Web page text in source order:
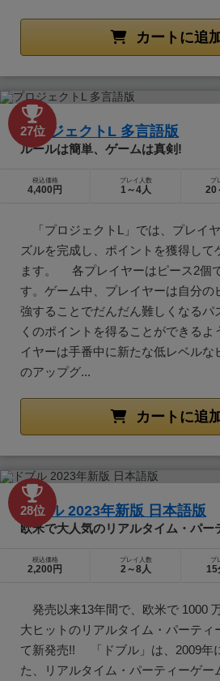
カートに追
27位
プロジェクトL 多言語版
ルールは簡単、ゲームは真剣!
税込価格
4,400円
プレイ人数
1～4人
プ
20
「プロジェクトL」では、プレイ
ズルを完成し、ポイントを獲得して
ます。 各プレイヤーはピース2個
す。ゲーム中、プレイヤーは自分の
強することでだんだん難しくなるパ
くのポイントを得ることができる
イヤーは手番中に新たな低レベルな
のアップグ...
カートに追
28位
ドブル 2023年新版 日本語版
欧米で大人気のリアルタイム・パー
税込価格
2,200円
プレイ人数
2～8人
プ
15
発売以来13年間で、欧米で 1000
大ヒットのリアルタイム・パーティ
て新発売!! 「ドブル」は、2009年
た、リアルタイム・パーティーゲー